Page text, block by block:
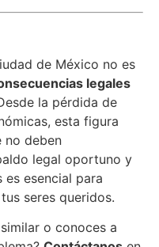
de México no es
legales
la pérdida de
esta figura
no deben
legal oportuno y
esencial para
seres queridos.
o conoces a